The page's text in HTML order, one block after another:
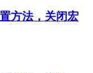
方法，关闭宏